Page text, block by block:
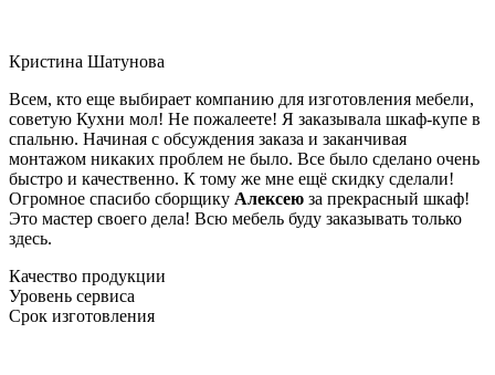
Кристина Шатунова
Всем, кто еще выбирает компанию для изготовления мебели,
советую Кухни мол! Не пожалеете! Я заказывала шкаф-купе в
спальню. Начиная с обсуждения заказа и заканчивая
монтажом никаких проблем не было. Все было сделано очень
быстро и качественно. К тому же мне ещё скидку сделали!
Огромное спасибо сборщику Алексею за прекрасный шкаф!
Это мастер своего дела! Всю мебель буду заказывать только
здесь.
Качество продукции
Уровень сервиса
Срок изготовления